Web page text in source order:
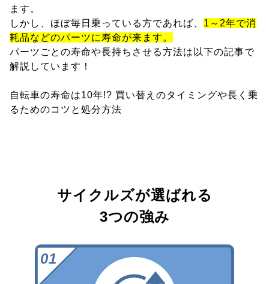
ます。
しかし、ほぼ毎日乗っている方であれば、 1～2年で消
耗品などのパーツに寿命が来ます。
パーツごとの寿命や長持ちさせる方法は以下の記事で
解説しています！
自転車の寿命は10年!? 買い替えのタイミングや長く乗
るためのコツと処分方法
サイクルズが選ばれる
3つの強み